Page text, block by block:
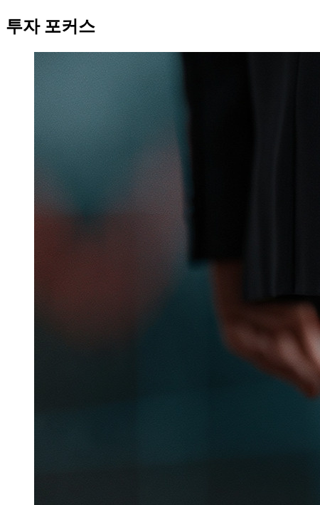
투자 포커스